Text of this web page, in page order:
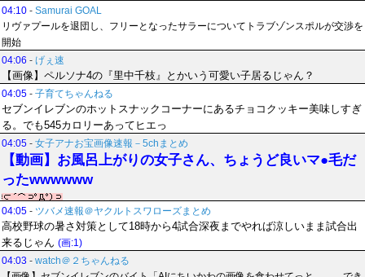
04:10 - Samurai GOAL
リヴァプールを退団し、フリーとなったサラーについてトラブゾンスポルが交渉を
開始
04:06 - げぇ速
【画像】ペルソナ4の『里中千枝』とかいう可愛い子居るじゃん？
04:05 - 子育てちゃんねる
セブンイレブンのホットスナックコーナーにあるチョコクッキー美味しすぎ
る。でも545カロリーあってヒエっ
04:05 - 女子アナお宝画像速報－5chまとめ
【動画】お風呂上がりの女子さん、ちょうど良いマ●毛だ
ったwwwwww
04:05 - ツバメ速報＠ヤクルトスワローズまとめ
高校野球の暑さ対策として18時から4試合深夜までやれば涼しいまま試合出
来るじゃん (画:1)
04:03 - watch＠２ちゃんねる